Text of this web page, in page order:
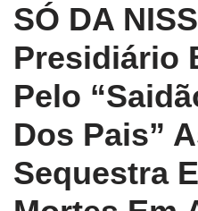
SÓ DA
Presidiário
Pelo
Dos Pais”
Sequestra